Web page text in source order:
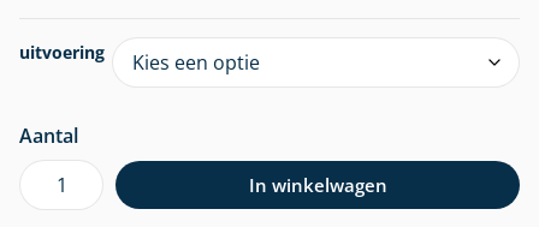
uitvoering
Aantal
In winkelwagen